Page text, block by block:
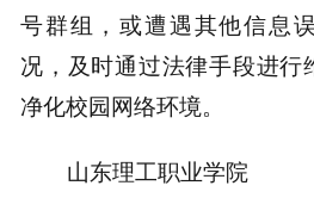
号群组，或遭遇其他信息
况，及时通过法律手段进行
净化校园网络环境。
山东理工职业学院